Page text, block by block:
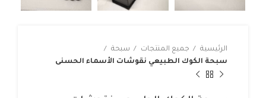
الرئيسية جميع المنتجات
سبحة
سبحة الكوك الطبيعي نقوشات الأسماء الحسنى